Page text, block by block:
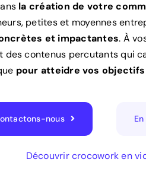
la création de votre
petites et moyennes
et impactantes. À
des contenus percutants qui
pour atteidre vos
nous
Découvrir crocowork en